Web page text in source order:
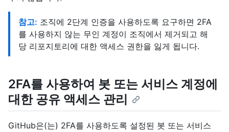
참고: 조직에 2단계 인증을 사용하도록 요구하면 2FA
를 사용하지 않는 무인 계정이 조직에서 제거되고 해
당 리포지토리에 대한 액세스 권한을 잃게 됩니다.
2FA를 사용하여 봇 또는 서비스 계정에
대한 공유 액세스 관리
GitHub은(는) 2FA를 사용하도록 설정된 봇 또는 서비스